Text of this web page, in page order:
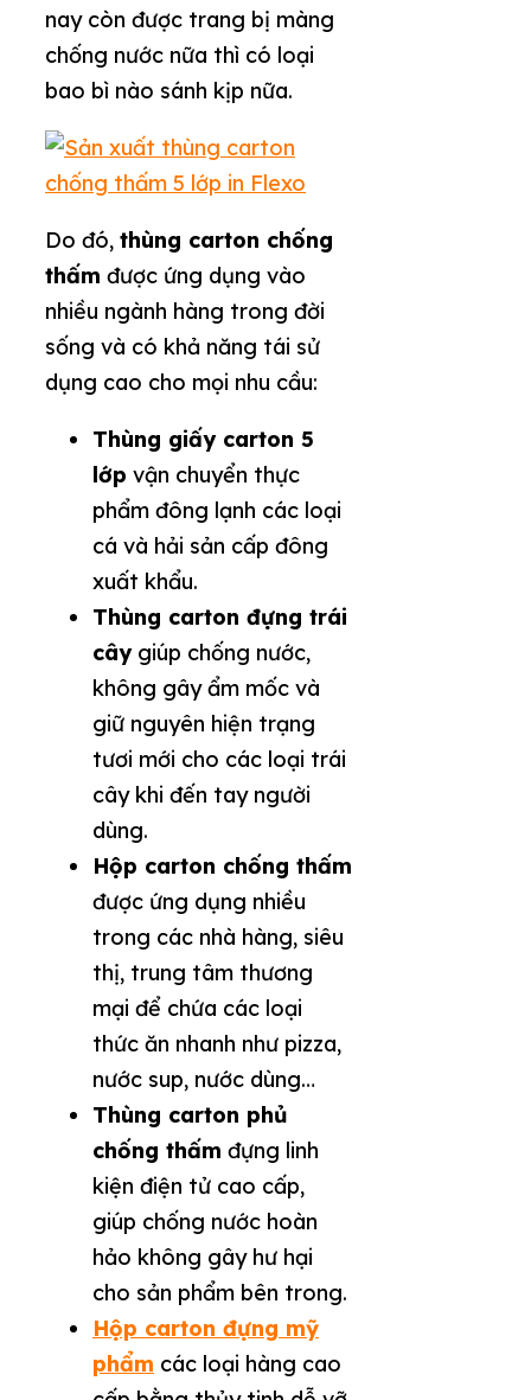
nay còn được trang bị màng
chống nước nữa thì có loại
bao bì nào sánh kịp nữa.
Do đó, thùng carton chống
thấm được ứng dụng vào
nhiều ngành hàng trong đời
sống và có khả năng tái sử
dụng cao cho mọi nhu cầu:
Thùng giấy carton 5
lớp vận chuyển thực
phẩm đông lạnh các loại
cá và hải sản cấp đông
xuất khẩu.
Thùng carton đựng trái
câygiúp chống nước,
không gây ẩm mốc và
giữ nguyên hiện trạng
tươi mới cho các loại trái
cây khi đến tay người
dùng.
Hộp carton chống thấm
được ứng dụng nhiều
trong các nhà hàng, siêu
thị, trung tâm thương
mại để chứa các loại
thức ăn nhanh như pizza,
nước sup, nước dùng…
Thùng carton phủ
chống thấm đựng linh
kiện điện tử cao cấp,
giúp chống nước hoàn
hảo không gây hư hại
cho sản phẩm bên trong.
Hộp carton đựng mỹ
phẩm các loại hàng cao